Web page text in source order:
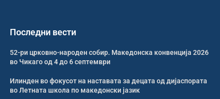
Последни вести
52-ри црковно-народен собир. Македонска конвенција 2026
во Чикаго од 4 до 6 септември
Илинден во фокусот на наставата за децата од дијаспората
во Летната школа по македонски јазик